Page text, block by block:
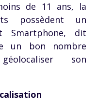
de 11 ans, la
possèdent un
Smartphone, dit
un bon nombre
son